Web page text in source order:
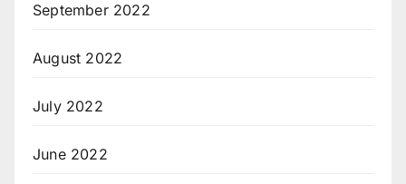
September 2022
August 2022
July 2022
June 2022